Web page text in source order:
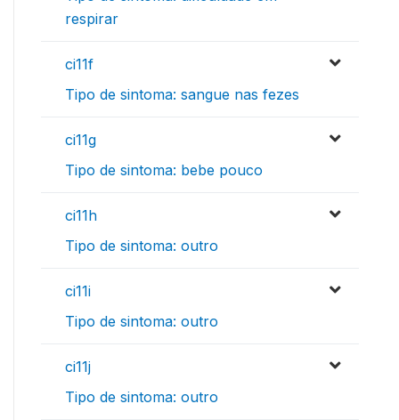
respirar
ci11f
Tipo de sintoma: sangue nas fezes
ci11g
Tipo de sintoma: bebe pouco
ci11h
Tipo de sintoma: outro
ci11i
Tipo de sintoma: outro
ci11j
Tipo de sintoma: outro